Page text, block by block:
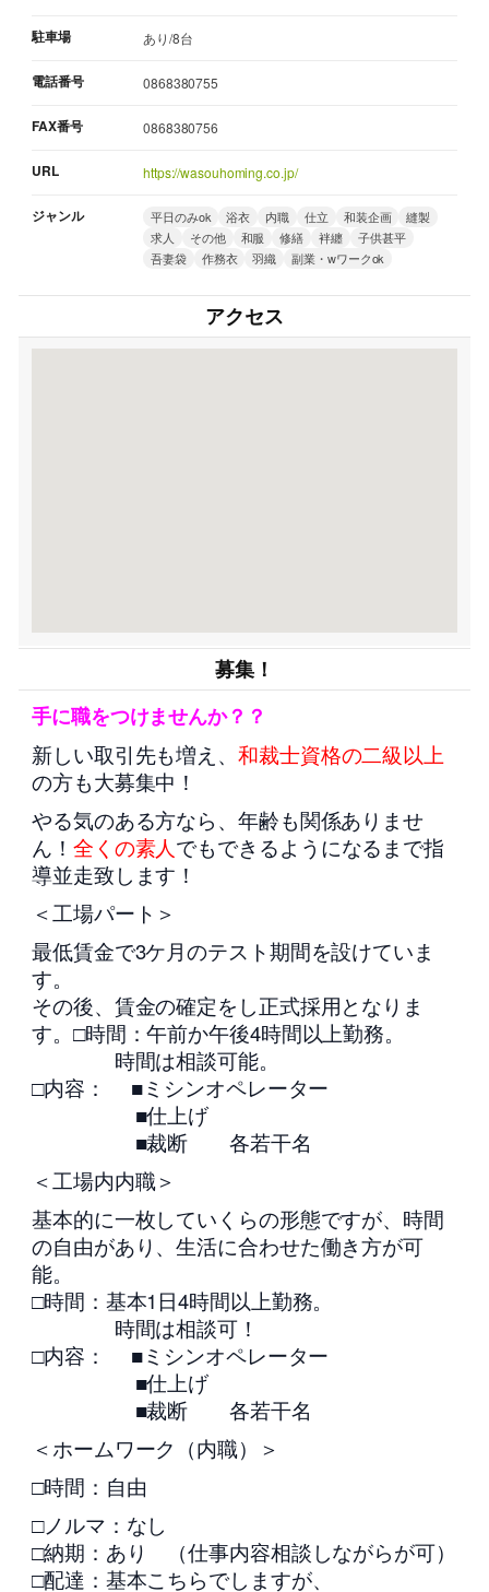
駐車場 あり/8台
電話番号 0868380755
FAX番号 0868380756
URL https://wasouhoming.co.jp/
ジャンル 平日のみok 浴衣 内職 仕立 和装企画
縫製
求人
その他 和服 修繕 袢纏
子供甚平
吾妻袋
作務衣 羽織 副業・wワークok
アクセス
募集！
手に職をつけませんか？？
新しい取引先も増え、 和裁士資格の二級以上
の方も大募集中！
やる気のある方なら、年齢も関係ありませ
ん！ 全くの素人でもできるようになるまで指
導並走致します！
＜工場パート＞
最低賃金で3ケ月のテスト期間を設けていま
す。
その後、賃金の確定をし正式採用となりま
す。□時間：午前か午後4時間以上勤務。
時間は相談可能。
□内容： ■ミシンオペレーター
■仕上げ
■裁断 各若干名
＜工場内内職＞
基本的に一枚していくらの形態ですが、時間
の自由があり、生活に合わせた働き方が可
能。
□時間：基本1日4時間以上勤務。
時間は相談可！
□内容： ■ミシンオペレーター
■仕上げ
■裁断 各若干名
＜ホームワーク（内職）＞
□時間：自由
□ノルマ：なし
□納期：あり （仕事内容相談しながらが可）
□配達：基本こちらでしますが、